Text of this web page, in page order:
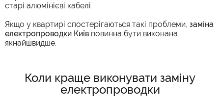
старі алюмінієві кабелі
Якщо у квартирі спостерігаються такі проблеми, заміна
електропроводки Київ повинна бути виконана
якнайшвидше.
Коли краще виконувати заміну
електропроводки